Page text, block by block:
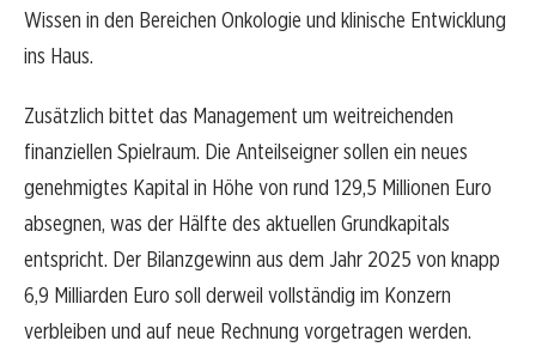
Wissen in den Bereichen Onkologie und klinische Entwicklung
ins Haus.
Zusätzlich bittet das Management um weitreichenden
finanziellen Spielraum. Die Anteilseigner sollen ein neues
genehmigtes Kapital in Höhe von rund 129,5 Millionen Euro
absegnen, was der Hälfte des aktuellen Grundkapitals
entspricht. Der Bilanzgewinn aus dem Jahr 2025 von knapp
6,9 Milliarden Euro soll derweil vollständig im Konzern
verbleiben und auf neue Rechnung vorgetragen werden.